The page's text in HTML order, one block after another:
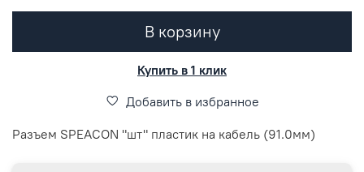
В корзину
Купить в 1 клик
Добавить в избранное
Разъем SPEACON "шт" пластик на кабель (91.0мм)